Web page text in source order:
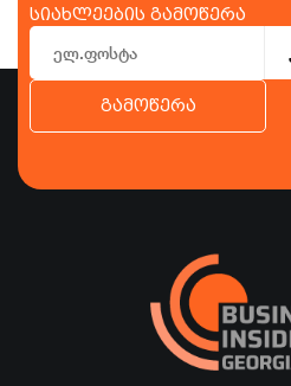
სიახლეების გამოწერა
გამოწერა